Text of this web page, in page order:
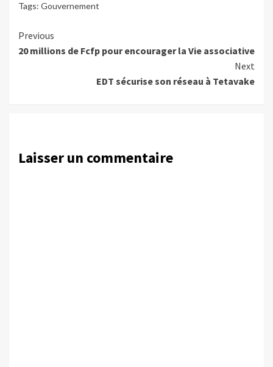
Tags: Gouvernement
Continue
Reading
Previous
20 millions de Fcfp pour encourager la Vie associative
Next
EDT sécurise son réseau à Tetavake
Laisser un commentaire